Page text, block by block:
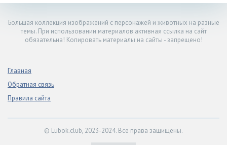
Большая коллекция изображений с персонажей и животных на разные
темы. При использовании материалов активная ссылка на сайт
обязательна! Копировать материалы на сайты - запрещено!
Главная
Обратная связь
Правила сайта
© Lubok.club, 2023-2024. Все права защищены.